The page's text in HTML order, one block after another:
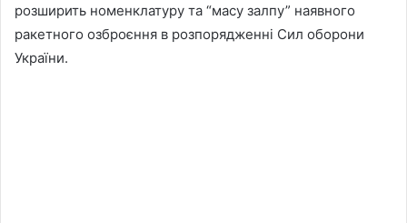
розширить номенклатуру та “масу залпу” наявного
ракетного озброєння в розпорядженні Сил оборони
України.